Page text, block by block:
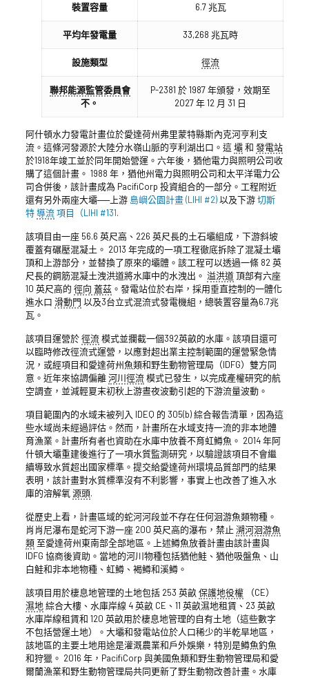
裝置容量 6.7 兆瓦
平均年發電量 33,268 兆瓦時
設施類型 徑流
聯邦能源監管委員會
不。
P-2381 於 1987 年頒發，效期至
2027 年 12 月 31 日
阿什頓水力發電計畫位於愛達荷州弗里蒙特縣斯內克河亨利支
流。這條河發源於大陸分水嶺山脈的亨利湖出口。這壩和 發電站
於1918年竣工並於同年開始營運。六年後，猶他電力與照明公司收
購了這個計畫。 1988 年，猶他州電力與照明公司和太平洋電力公
司合併後，該計畫成為 PacifiCorp 投資組合的一部分。工程附近
還有另外兩座大壩──上游 島嶼公園計畫 (LIHI #2)以及下游切斯
特導流項目（LIHI #131.
該項目由一座 56.6 英尺高、226 英尺長的土石壩組成，下游斜坡
覆蓋有碾壓混凝土。 2013 年完成的一項工程徹底拆除了混凝土壩
頂和上游部分，並替換了原來的壩體。該工程可以透過一條 82 英
尺長的鋼筋混凝土洩洪道將水庫中的水洩出。 溢洪道頂部有六座
10 英尺高的 徑向 蓋茲。發電站位於右岸，採用垂直控制的一體化
進水口 滑動門 以及3台立式混流式發電機組，總裝置容量為6.7兆
瓦。
該項目運營於徑流模式並攔截一個392英畝的水庫。該項目還可
以臨時修改徑流式運營，以應對超出業主控制範圍的運營緊急情
況，或經項目和愛達荷州魚類和野生動物管理局（IDFG）雙方同
意。近年來協調偏離河川徑流模式已發生，以完成產權研究的航
空調查，並減輕夏末初秋上游晝夜波動引起的下游流量波動。
項目範圍內的水域未被列入 IDEQ 的 305(b) 綜合報告清單，因為這
些水域尚未經過評估。然而，計畫所在水域支持一流的非本地體
育漁業。計畫所有者也資助在水庫中放養不育虹鱒魚。 2014 年阿
什頓大壩重建後進行了一項水質監測研究，以驗證該項目不會繼
續導致水質超出國家標準。提交給愛達荷州環境品質部門的結果
表明，該計畫對水質標準沒有不利影響，事實上也改善了進入水
庫的溶解氧源頭.
從歷史上看，計畫區域的蛇河河段並不存在任何洄游魚類物種。
肖肖尼瀑布是蛇河下游一座 200 英尺高的瀑布，禁止 溯河洄游魚
類至愛達荷州東南部全部地區。上述鱒魚放養計畫由該計畫與
IDFG 協商後資助。當地的河川物種包括猶他鮭、猶他吸盤魚、山
白鮭和非本地物種、虹鱒、褐鱒和溪鱒。
該項目用於棲息地管理的土地包括 253 英畝 保護地役權（CE）
濕地綜合大樓、水庫岸線 4 英畝 CE、11 英畝濕地租賃、23 英畝
水庫岸線租賃和 120 英畝用於棲息地管理的自有土地（這些數字
不包括營運土地）。大壩和發電站位於人口稀少的半乾旱地區，
該地區的主要土地用途是灌溉農業和戶外娛樂，特別是鱒魚釣魚
和狩獵。 2016 年，PacifiCorp 與美國魚類和野生動物管理局和愛
爾蘭漁業和野生動物管理局共同更新了野生動物改善計畫。水庫